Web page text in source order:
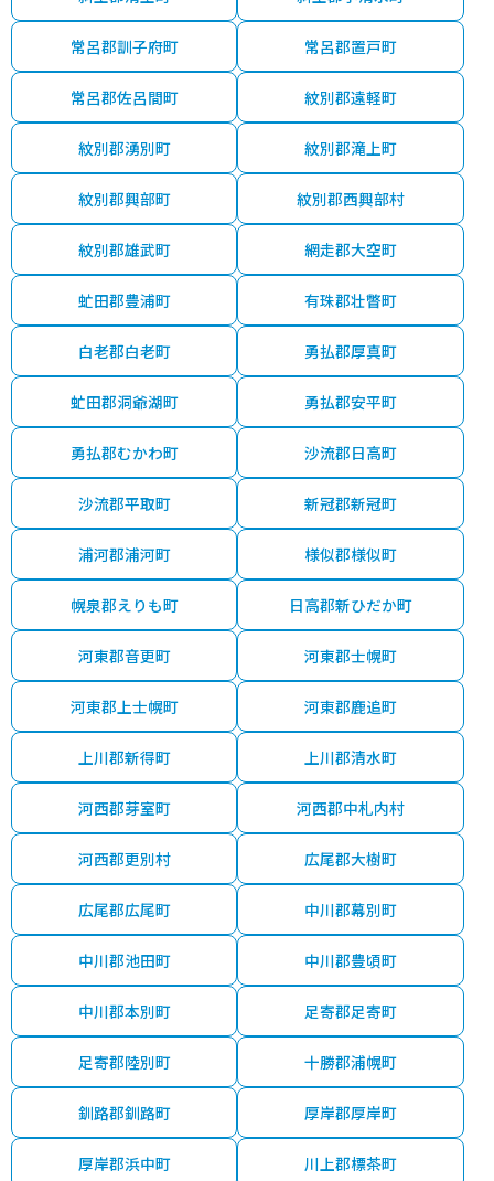
常呂郡訓子府町 常呂郡置戸町
常呂郡佐呂間町 紋別郡遠軽町
紋別郡湧別町 紋別郡滝上町
紋別郡興部町 紋別郡西興部村
紋別郡雄武町 網走郡大空町
虻田郡豊浦町 有珠郡壮瞥町
白老郡白老町 勇払郡厚真町
虻田郡洞爺湖町 勇払郡安平町
勇払郡むかわ町 沙流郡日高町
沙流郡平取町 新冠郡新冠町
浦河郡浦河町 様似郡様似町
幌泉郡えりも町 日高郡新ひだか町
河東郡音更町 河東郡士幌町
河東郡上士幌町 河東郡鹿追町
上川郡新得町 上川郡清水町
河西郡芽室町 河西郡中札内村
河西郡更別村 広尾郡大樹町
広尾郡広尾町 中川郡幕別町
中川郡池田町 中川郡豊頃町
中川郡本別町 足寄郡足寄町
足寄郡陸別町 十勝郡浦幌町
釧路郡釧路町 厚岸郡厚岸町
厚岸郡浜中町 川上郡標茶町